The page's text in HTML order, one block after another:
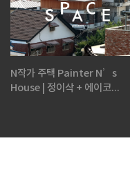
N작가 주택 Painter N’s
House | 정이삭 + 에이코...